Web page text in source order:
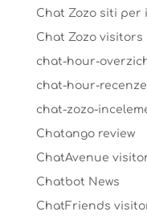
Chat Zozo siti per
Chat Zozo visitors
chat-hour-
chat-hour-
chat-zozo-
Chatango review
ChatAvenue
Chatbot News
ChatFriends